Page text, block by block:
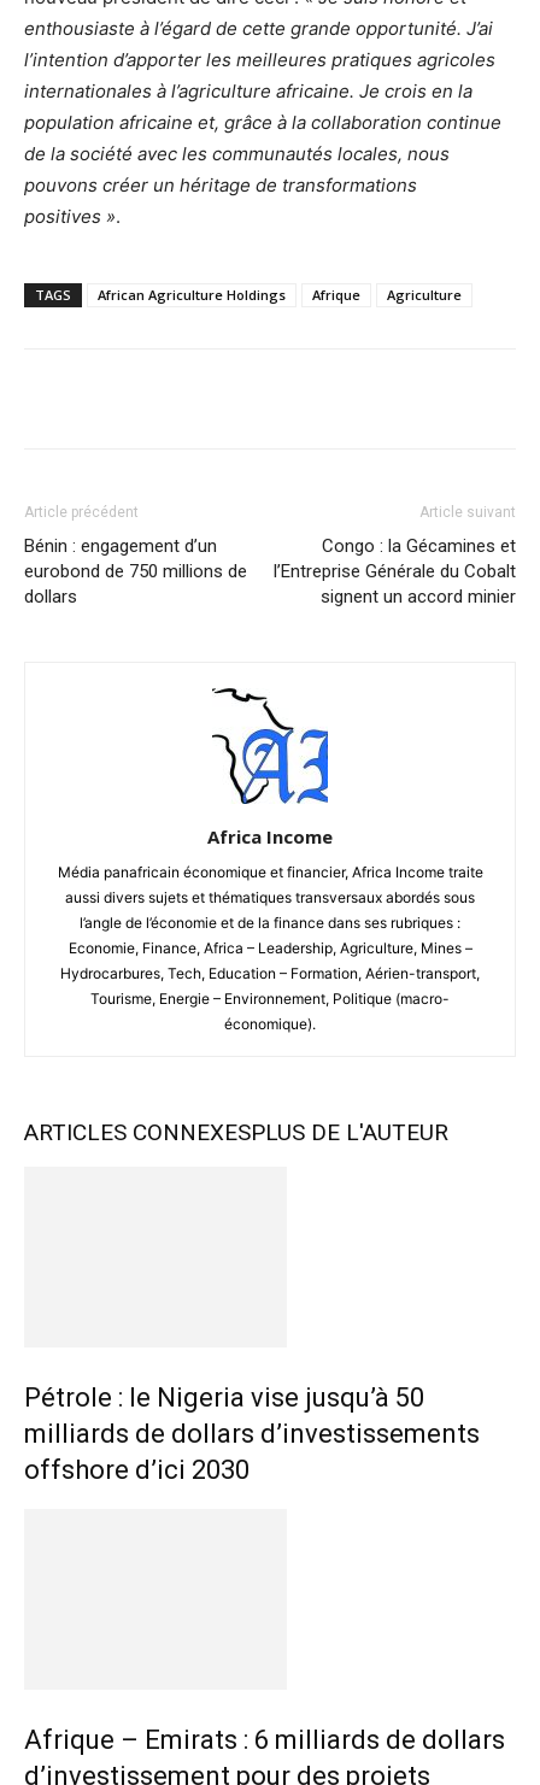
enthousiaste à l’égard de cette grande opportunité. J’ai
l’intention d’apporter les meilleures pratiques agricoles
internationales à l’agriculture africaine. Je crois en la
population africaine et, grâce à la collaboration continue
de la société avec les communautés locales, nous
pouvons créer un héritage de transformations
positives ».
TAGS African Agriculture Holdings Afrique Agriculture
Article précédent
Bénin : engagement d’un
eurobond de 750 millions de
dollars
Article suivant
Congo : la Gécamines et
l’Entreprise Générale du Cobalt
signent un accord minier
Africa Income
Média panafricain économique et financier, Africa Income traite
aussi divers sujets et thématiques transversaux abordés sous
l’angle de l’économie et de la finance dans ses rubriques :
Economie, Finance, Africa – Leadership, Agriculture, Mines –
Hydrocarbures, Tech, Education – Formation, Aérien-transport,
Tourisme, Energie – Environnement, Politique (macro-
économique).
ARTICLES CONNEXESPLUS DE L'AUTEUR
Pétrole : le Nigeria vise jusqu’à 50
milliards de dollars d’investissements
offshore d’ici 2030
Afrique – Emirats : 6 milliards de dollars
d’investissement pour des projets